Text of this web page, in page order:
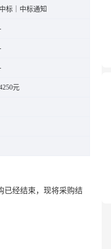
中标｜中标通知
元
已经结束，现将采购结